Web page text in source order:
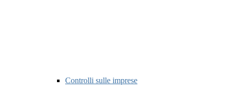
Controlli sulle imprese